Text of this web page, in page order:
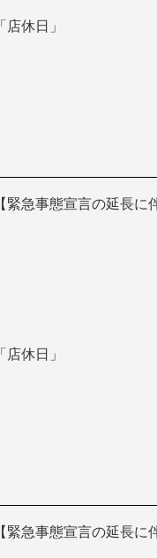
「店休日」
【緊急事態宣言の延長に
「店休日」
【緊急事態宣言の延長に